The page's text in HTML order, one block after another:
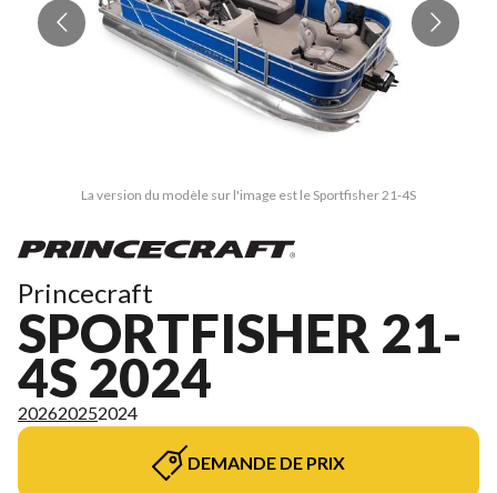
La version du modèle sur l'image est le Sportfisher 21-4S
Princecraft
SPORTFISHER 21-
4S 2024
202620252024
DEMANDE DE PRIX